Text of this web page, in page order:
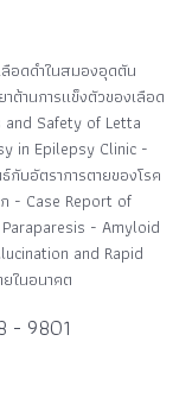
อดดำในสมองอุดตัน
ต้านการแข็งตัวของเลือด
Safety of Letta
in Epilepsy Clinic -
กับอัตราการตายของโรค
- Case Report of
- Amyloid
and Rapid
ในอนาคต
- 9801